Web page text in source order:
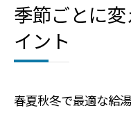
季節ごとに
イント
春夏秋冬で最適な給